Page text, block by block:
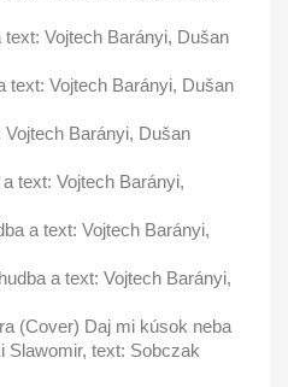
text: Vojtech Barányi, Dušan
text: Vojtech Barányi, Dušan
Barányi, Dušan
text: Vojtech Barányi,
a text: Vojtech Barányi,
a text: Vojtech Barányi,
(Cover) Daj mi kúsok neba
Slawomir, text: Sobczak